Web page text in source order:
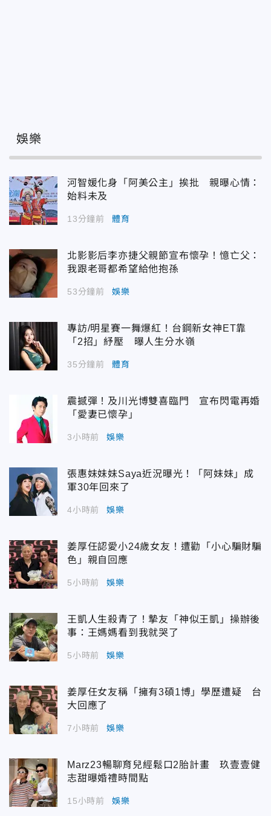
娛樂
河智媛化身「阿美公主」挨批 親曝心情：
始料未及
13分鐘前 體育
北影影后李亦捷父親節宣布懷孕！憶亡父：
我跟老哥都希望給他抱孫
53分鐘前 娛樂
專訪/明星賽一舞爆紅！台鋼新女神ET靠
「2招」紓壓 曝人生分水嶺
35分鐘前 體育
震撼彈！及川光博雙喜臨門 宣布閃電再婚
「愛妻已懷孕」
3小時前 娛樂
張惠妹妹妹Saya近況曝光！「阿妹妹」成
軍30年回來了
4小時前 娛樂
姜厚任認愛小24歲女友！遭勸「小心騙財騙
色」親自回應
5小時前 娛樂
王凱人生殺青了！摯友「神似王凱」操辦後
事：王媽媽看到我就哭了
5小時前 娛樂
姜厚任女友稱「擁有3碩1博」學歷遭疑 台
大回應了
7小時前 娛樂
Marz23暢聊育兒經鬆口2胎計畫 玖壹壹健
志甜曝婚禮時間點
15小時前 娛樂